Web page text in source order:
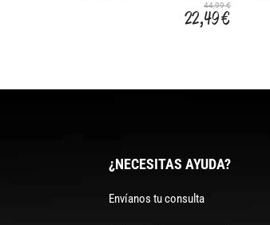
44,99 €
22,49 €
¿NECESITAS AYUDA?
Envíanos tu consulta